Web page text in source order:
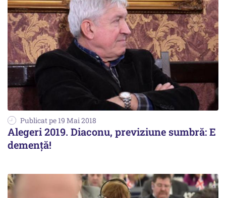
Publicat pe 19 Mai 2018
Alegeri 2019. Diaconu, previziune sumbră: E
demență!